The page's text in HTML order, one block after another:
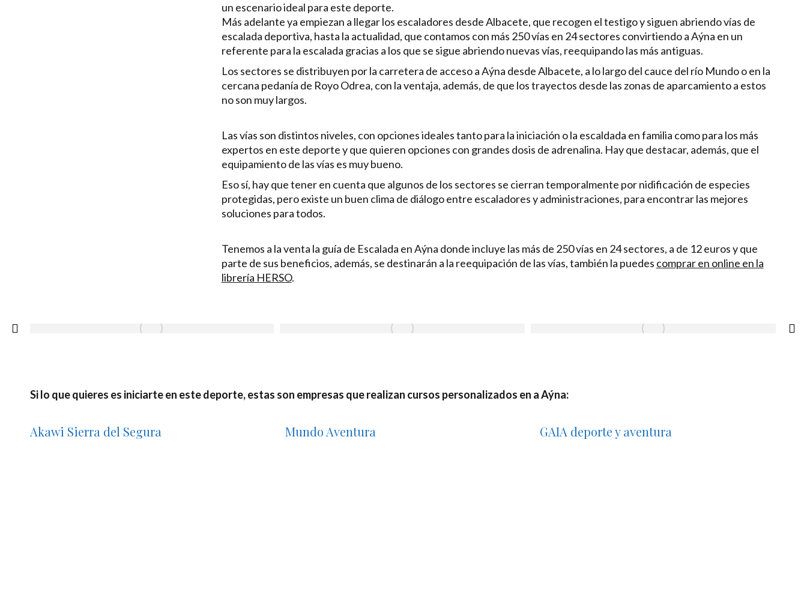
un escenario ideal para este deporte.
Más adelante ya empiezan a llegar los escaladores desde Albacete, que recogen el testigo y siguen abriendo vías de
escalada deportiva, hasta la actualidad, que contamos con más 250 vías en 24 sectores convirtiendo a Aýna en un
referente para la escalada gracias a los que se sigue abriendo nuevas vías, reequipando las más antiguas.
Los sectores se distribuyen por la carretera de acceso a Aýna desde Albacete, a lo largo del cauce del río Mundo o en la
cercana pedanía de Royo Odrea, con la ventaja, además, de que los trayectos desde las zonas de aparcamiento a estos
no son muy largos.
Las vías son distintos niveles, con opciones ideales tanto para la iniciación o la escaldada en familia como para los más
expertos en este deporte y que quieren opciones con grandes dosis de adrenalina. Hay que destacar, además, que el
equipamiento de las vías es muy bueno.
Eso sí, hay que tener en cuenta que algunos de los sectores se cierran temporalmente por nidificación de especies
protegidas, pero existe un buen clima de diálogo entre escaladores y administraciones, para encontrar las mejores
soluciones para todos.
Tenemos a la venta la guía de Escalada en Aýna donde incluye las más de 250 vías en 24 sectores, a de 12 euros y que
parte de sus beneficios, además, se destinarán a la reequipación de las vías, también la puedes comprar en online en la
librería HERSO.
Si lo que quieres es iniciarte en este deporte, estas son empresas que realizan cursos personalizados en a Aýna:
Akawi Sierra del Segura Mundo Aventura GAIA deporte y aventura